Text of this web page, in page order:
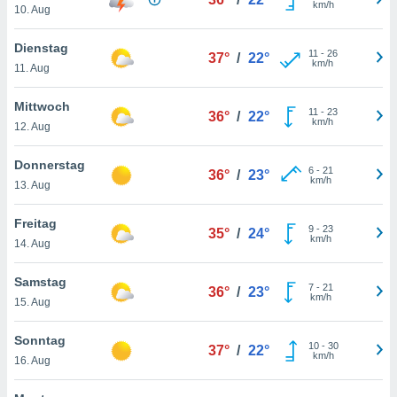
oder
das
der
verfolgen
Ihnen
Inhalte
Weitere
finden
. Sie
jederzeit
Sie
Rand
10. Aug
km/h
Dienstag
11. Aug
37° / 22° 11 - 26
km/h
Mittwoch
12. Aug
36° / 22° 11 - 23
km/h
Donnerstag
13. Aug
36° / 23° 6- 21
km/h
Freitag
14. Aug
35° / 24° 9- 23
km/h
Samstag
15. Aug
36° / 23° 7- 21
km/h
Sonntag
16. Aug
37° / 22° 10- 30
km/h